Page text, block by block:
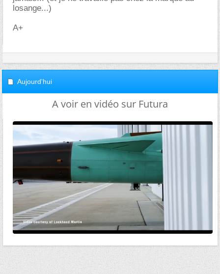
losange...)
A+
Aujourd'hui
A voir en vidéo sur Futura